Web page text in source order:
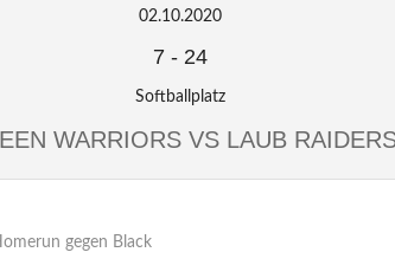
02.10.2020
7- 24
Softballplatz
WARRIORS VS LAUB
gegen Black